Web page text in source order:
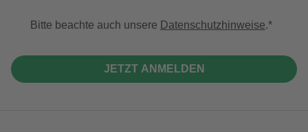
Bitte beachte auch unsere Datenschutzhinweise.
JETZT ANMELDEN